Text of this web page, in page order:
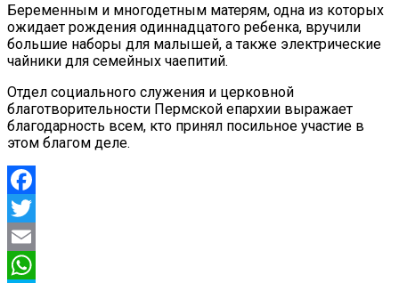
Беременным и многодетным матерям, одна из которых
ожидает рождения одиннадцатого ребенка, вручили
большие наборы для малышей, а также электрические
чайники для семейных чаепитий.
Отдел социального служения и церковной
благотворительности Пермской епархии выражает
благодарность всем, кто принял посильное участие в
этом благом деле.
Facebook
Twitter
Email